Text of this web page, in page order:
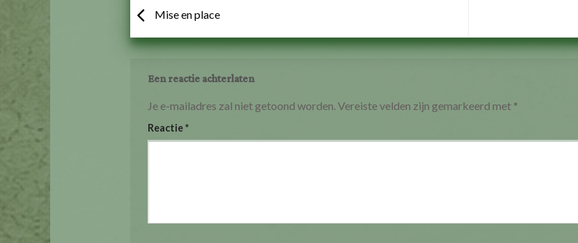
Mise en place
Een reactie achterlaten
Je e-mailadres zal niet getoond worden.Vereiste velden zijn gemarkeerd met *
Reactie*